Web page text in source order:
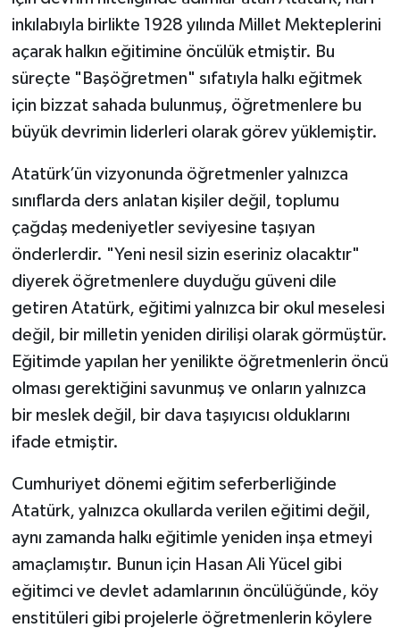
inkılabıyla birlikte 1928 yılında Millet Mekteplerini
açarak halkın eğitimine öncülük etmiştir. Bu
süreçte "Başöğretmen" sıfatıyla halkı eğitmek
için bizzat sahada bulunmuş, öğretmenlere bu
büyük devrimin liderleri olarak görev yüklemiştir.
Atatürk’ün vizyonunda öğretmenler yalnızca
sınıflarda ders anlatan kişiler değil, toplumu
çağdaş medeniyetler seviyesine taşıyan
önderlerdir. "Yeni nesil sizin eseriniz olacaktır"
diyerek öğretmenlere duyduğu güveni dile
getiren Atatürk, eğitimi yalnızca bir okul meselesi
değil, bir milletin yeniden dirilişi olarak görmüştür.
Eğitimde yapılan her yenilikte öğretmenlerin öncü
olması gerektiğini savunmuş ve onların yalnızca
bir meslek değil, bir dava taşıyıcısı olduklarını
ifade etmiştir.
Cumhuriyet dönemi eğitim seferberliğinde
Atatürk, yalnızca okullarda verilen eğitimi değil,
aynı zamanda halkı eğitimle yeniden inşa etmeyi
amaçlamıştır. Bunun için Hasan Ali Yücel gibi
eğitimci ve devlet adamlarının öncülüğünde, köy
enstitüleri gibi projelerle öğretmenlerin köylere